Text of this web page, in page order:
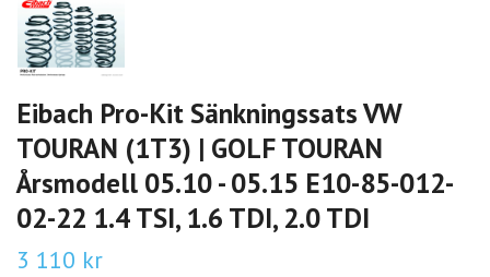
Eibach Pro-Kit Sänkningssats VW
TOURAN (1T3) | GOLF TOURAN
Årsmodell 05.10 - 05.15 E10-85-012-
02-22 1.4 TSI, 1.6 TDI, 2.0 TDI
3 110 kr